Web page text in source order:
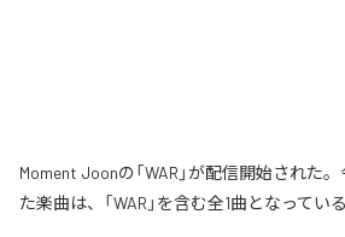
Moment Joonの「WAR」が配信開始された
た楽曲は、「WAR」を含む全1曲となっている